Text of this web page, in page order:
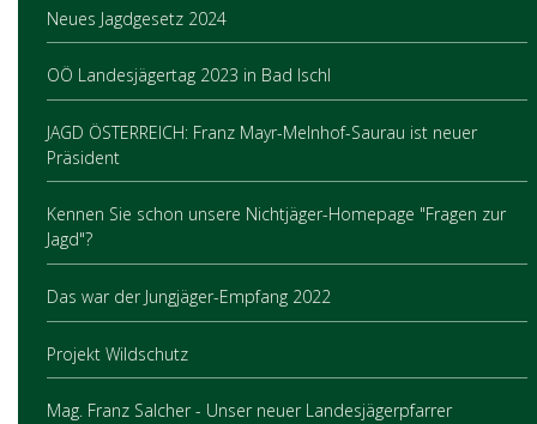
Neues Jagdgesetz 2024
OÖ Landesjägertag 2023 in Bad Ischl
JAGD ÖSTERREICH: Franz Mayr-Melnhof-Saurau ist neuer
Präsident
Kennen Sie schon unsere Nichtjäger-Homepage "Fragen zur
Jagd"?
Das war der Jungjäger-Empfang 2022
Projekt Wildschutz
Mag. Franz Salcher - Unser neuer Landesjägerpfarrer